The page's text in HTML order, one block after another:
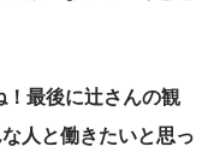
最後に辻さんの観
人と働きたいと思っ